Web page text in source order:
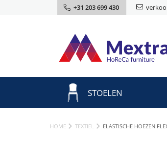
+31 203 699 430
STOELEN
HOME TEXTIEL ELASTISCHE HOEZEN